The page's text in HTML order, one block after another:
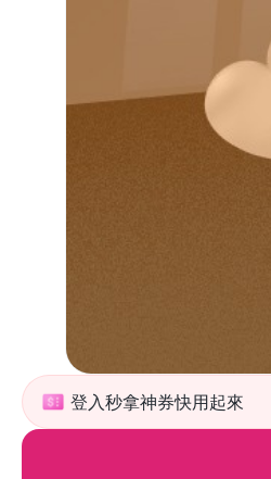
登入秒拿神券快用起來